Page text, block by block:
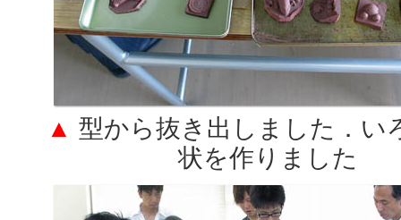
▲ 型から抜き出しました．い
状を作りました